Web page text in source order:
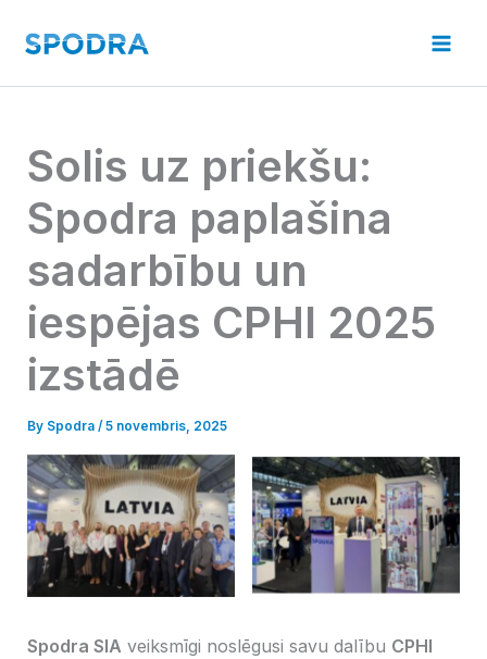
Solis uz priekšu:
Spodra paplašina
sadarbību un
iespējas CPHI 2025
izstādē
By Spodra/5 novembris, 2025
The CPHI2025
exhibition in Frankfurt
No Caption
Spodra SIA veiksmīgi noslēgusi savu dalību CPHI